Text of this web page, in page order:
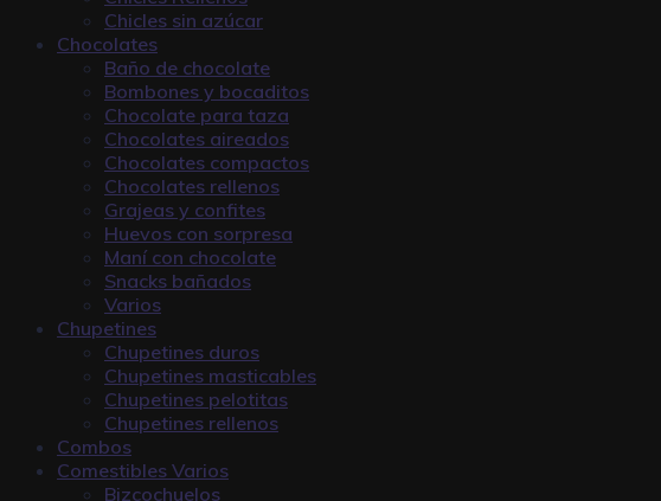
Chicles sin azúcar
Chocolates
Baño de chocolate
Bombones y bocaditos
Chocolate para taza
Chocolates aireados
Chocolates compactos
Chocolates rellenos
Grajeas y confites
Huevos con sorpresa
Maní con chocolate
Snacks bañados
Varios
Chupetines
Chupetines duros
Chupetines masticables
Chupetines pelotitas
Chupetines rellenos
Combos
Comestibles Varios
Bizcochuelos